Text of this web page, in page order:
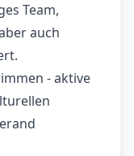
Team,
auch
- aktive